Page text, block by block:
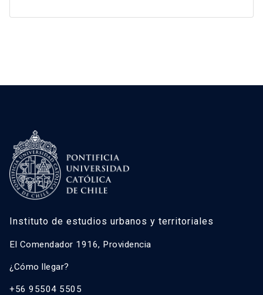
Instituto de estudios urbanos y territoriales
El Comendador 1916, Providencia
¿Cómo llegar?
+56 95504 5505